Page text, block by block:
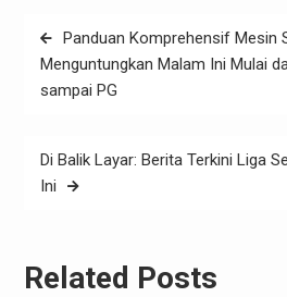
Post
navigation
Panduan Komprehensif Mesin
Menguntungkan Malam Ini Mulai
sampai PG
Di Balik Layar: Berita Terkini Liga
Ini
Related Posts